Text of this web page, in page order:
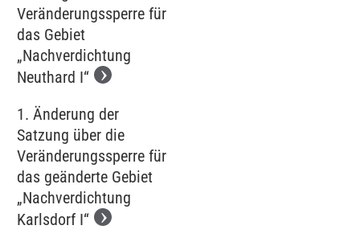
Veränderungssperre für
das Gebiet
„Nachverdichtung
Neuthard I“
1. Änderung der
Satzung über die
Veränderungssperre für
das geänderte Gebiet
„Nachverdichtung
Karlsdorf I“